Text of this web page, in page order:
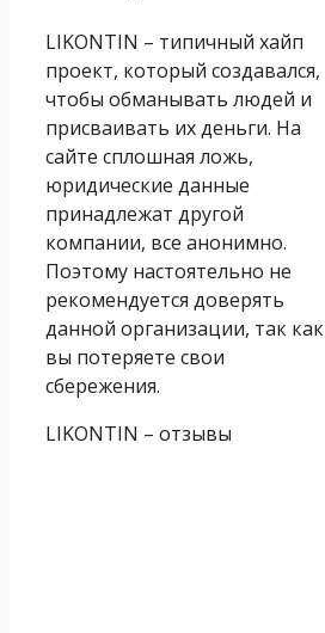
LIKONTIN – типичный хайп
проект, который создавался,
чтобы обманывать людей и
присваивать их деньги. На
сайте сплошная ложь,
юридические данные
принадлежат другой
компании, все анонимно.
Поэтому настоятельно не
рекомендуется доверять
данной организации, так как
вы потеряете свои
сбережения.
LIKONTIN – отзывы